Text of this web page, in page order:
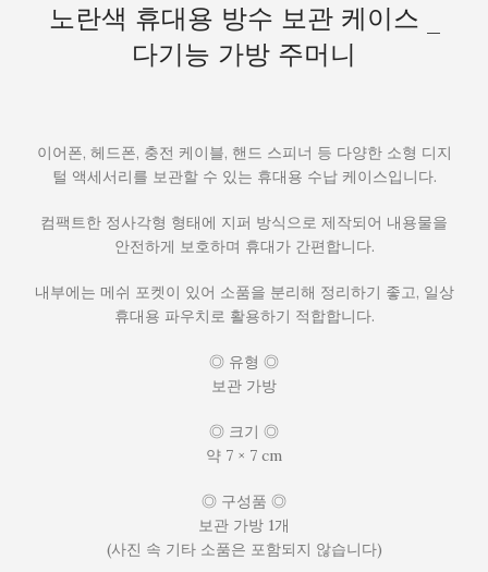
노란색 휴대용 방수 보관 케이스 _
다기능 가방 주머니
이어폰, 헤드폰, 충전 케이블, 핸드 스피너 등 다양한 소형 디지
털 액세서리를 보관할 수 있는 휴대용 수납 케이스입니다.
컴팩트한 정사각형 형태에 지퍼 방식으로 제작되어 내용물을
안전하게 보호하며 휴대가 간편합니다.
내부에는 메쉬 포켓이 있어 소품을 분리해 정리하기 좋고, 일상
휴대용 파우치로 활용하기 적합합니다.
◎ 유형 ◎
보관 가방
◎ 크기 ◎
약 7 × 7 cm
◎ 구성품 ◎
보관 가방 1개
(사진 속 기타 소품은 포함되지 않습니다)